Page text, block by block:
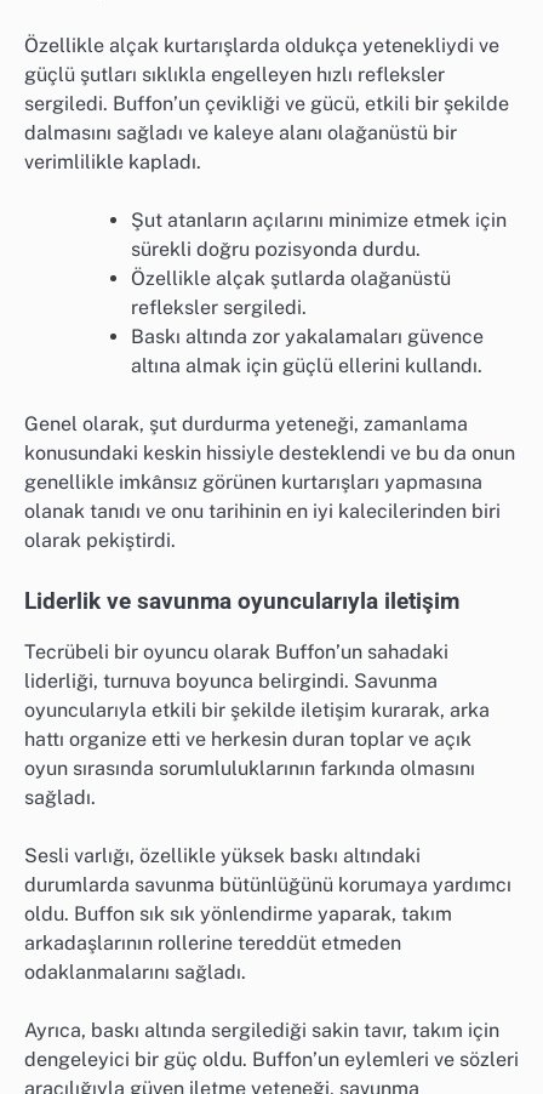
Özellikle alçak kurtarışlarda oldukça yetenekliydi ve
güçlü şutları sıklıkla engelleyen hızlı refleksler
sergiledi. Buffon’un çevikliği ve gücü, etkili bir şekilde
dalmasını sağladı ve kaleye alanı olağanüstü bir
verimlilikle kapladı.
Şut atanların açılarını minimize etmek için
sürekli doğru pozisyonda durdu.
Özellikle alçak şutlarda olağanüstü
refleksler sergiledi.
Baskı altında zor yakalamaları güvence
altına almak için güçlü ellerini kullandı.
Genel olarak, şut durdurma yeteneği, zamanlama
konusundaki keskin hissiyle desteklendi ve bu da onun
genellikle imkânsız görünen kurtarışları yapmasına
olanak tanıdı ve onu tarihinin en iyi kalecilerinden biri
olarak pekiştirdi.
Liderlik ve savunma oyuncularıyla iletişim
Tecrübeli bir oyuncu olarak Buffon’un sahadaki
liderliği, turnuva boyunca belirgindi. Savunma
oyuncularıyla etkili bir şekilde iletişim kurarak, arka
hattı organize etti ve herkesin duran toplar ve açık
oyun sırasında sorumluluklarının farkında olmasını
sağladı.
Sesli varlığı, özellikle yüksek baskı altındaki
durumlarda savunma bütünlüğünü korumaya yardımcı
oldu. Buffon sık sık yönlendirme yaparak, takım
arkadaşlarının rollerine tereddüt etmeden
odaklanmalarını sağladı.
Ayrıca, baskı altında sergilediği sakin tavır, takım için
dengeleyici bir güç oldu. Buffon’un eylemleri ve sözleri
aracılığıyla güven iletme yeteneği, savunma